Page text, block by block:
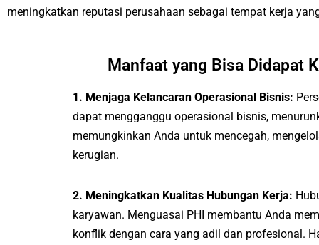
meningkatkan reputasi perusahaan sebagai tempat kerja
Manfaat yang Bisa Didapat
1. Menjaga Kelancaran Operasional Bisnis:
dapat mengganggu operasional bisnis,
memungkinkan Anda untuk mencegah,
kerugian.
2. Meningkatkan Kualitas Hubungan Kerja:
karyawan. Menguasai PHI membantu Anda
konflik dengan cara yang adil dan profesional.